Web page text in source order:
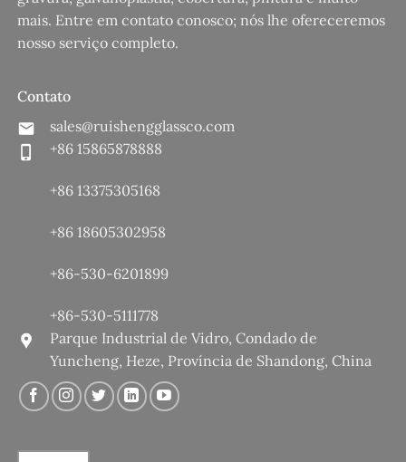
mais. Entre em contato conosco; nós lhe ofereceremos
nosso serviço completo.
Contato
sales@ruishengglassco.com
+86 15865878888
+86 13375305168
+86 18605302958
+86-530-6201899
+86-530-5111778
Parque Industrial de Vidro, Condado de
Yuncheng, Heze, Província de Shandong, China